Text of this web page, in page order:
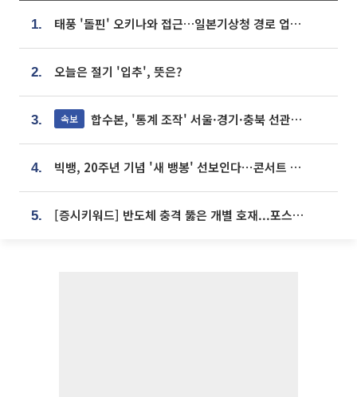
1. 태풍 '돌핀' 오키나와 접근…일본기상청 경로 업데이트
2. 오늘은 절기 '입추', 뜻은?
3. 속보 합수본, '통계 조작' 서울·경기·충북 선관위 등 추가 압수수색
4. 빅뱅, 20주년 기념 '새 뱅봉' 선보인다⋯콘서트 앞두고 팝업 개최
5. [증시키워드] 반도체 충격 뚫은 개별 호재...포스코퓨처엠·에코프로·한화솔루션 '눈길'